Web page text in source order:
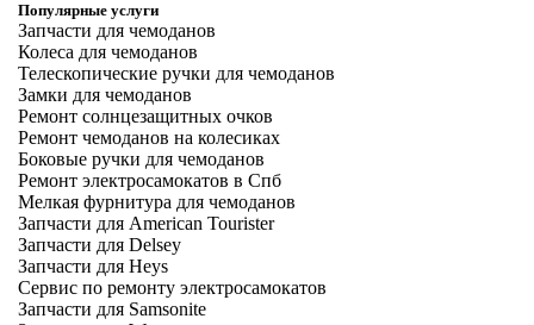
Популярные услуги
Запчасти для чемоданов
Колеса для чемоданов
Телескопические ручки для чемоданов
Замки для чемоданов
Ремонт солнцезащитных очков
Ремонт чемоданов на колесиках
Боковые ручки для чемоданов
Ремонт электросамокатов в Спб
Мелкая фурнитура для чемоданов
Запчасти для American Tourister
Запчасти для Delsey
Запчасти для Heys
Сервис по ремонту электросамокатов
Запчасти для Samsonite